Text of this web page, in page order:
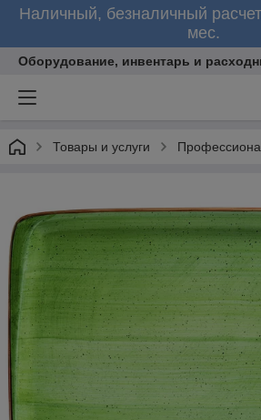
Наличный, безналичный
мес.
Оборудование, инвентарь и
Товары и услуги